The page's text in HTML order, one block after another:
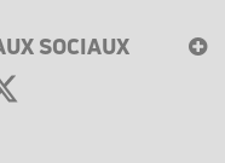
SOCIAUX